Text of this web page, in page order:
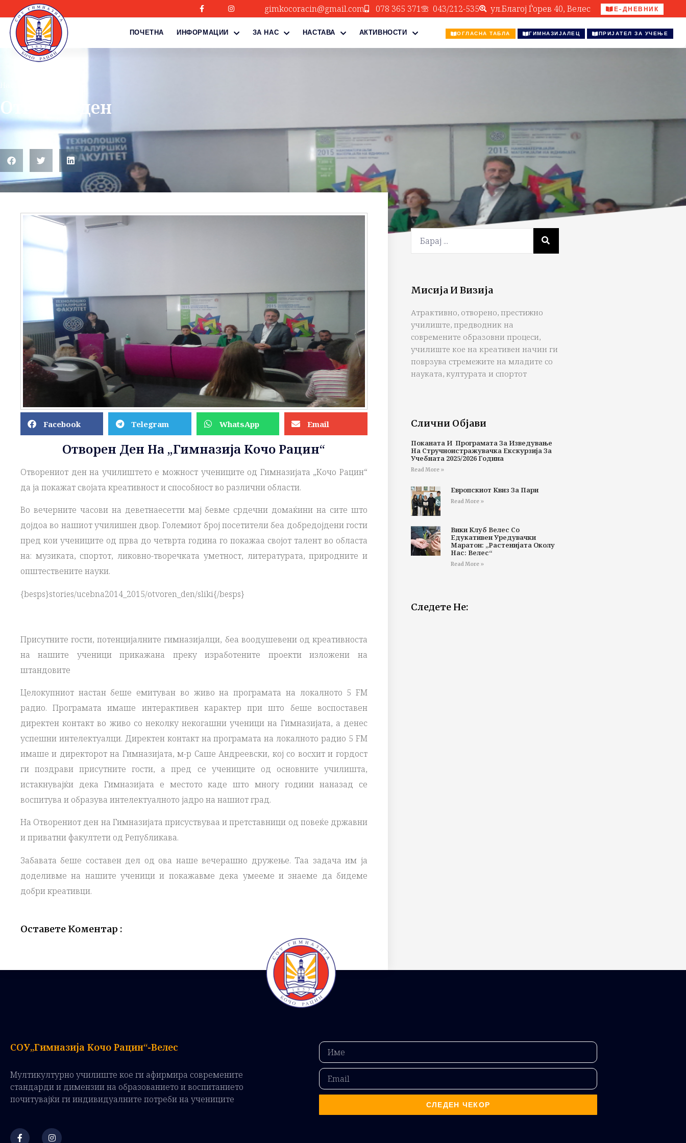
gimkocoracin@gmail.com 078 365 371 043/212-535 ул.Благој Ѓорев 40, Велес Е-ДНЕВНИК
ПОЧЕТНА ИНФОРМАЦИИ ЗА НАС НАСТАВА АКТИВНОСТИ ОГЛАСНА ТАБЛА ГИМНАЗИЈАЛЕЦ ПРИЈАТЕЛ ЗА УЧЕЊЕ
Отворен ден
Facebook Telegram WhatsApp Email
Отворен Ден На „Гимназија Кочо Рацин“
Отворениот ден на училиштето е можност учениците од Гимназијата „Кочо Рацин“
да ја покажат својата креативност и способност во различни области.
Во вечерните часови на деветнаесетти мај бевме срдечни домаќини на сите што
дојдоа во нашиот училишен двор. Големиот број посетители беа добредојдени гости
пред кои учениците од прва до четврта година го покажаа својот талент во областа
на: музиката, спортот, ликовно-творечката уметност, литературата, природните и
општествените науки.
{besps}stories/ucebna2014_2015/otvoren_den/sliki{/besps}
Присутните гости, потенцијалните гимназијалци, беа воодушевени од креативноста
на нашите ученици прикажана преку изработените проекти изложени на
штандовите
Целокупниот настан беше емитуван во живо на програмата на локалното 5 FM
радио. Програмата имаше интерактивен карактер при што беше воспоставен
директен контакт во живо со неколку некогашни ученици на Гимназијата, а денес
успешни интелектуалци. Директен контакт на програмата на локалното радио 5 FM
имаше и директорот на Гимназијата, м-р Саше Андреевски, кој со восхит и гордост
ги поздрави присутните гости, а пред се учениците од основните училишта,
истакнувајќи дека Гимназијата е местото каде што многу години наназад се
воспитува и образува интелектуалното јадро на нашиот град.
На Отворениот ден на Гимназијата присуствуваа и претставници од повеќе државни
и приватни факултети од Републикава.
Забавата беше составен дел од ова наше вечерашно дружење. Таа задача им ја
доделивме на нашите ученици и покажавме дека умееме и знаеме да бидеме
добри креативци.
Оставете Коментар :
Мисија И Визија
Атрактивно, отворено, престижно
училиште, предводник на
современите образовни процеси,
училиште кое на креативен начин ги
поврзува стремежите на младите со
науката, културата и спортот
Слични Објави
Поканата И Програмата За Изведување
На Стручноистражувачка Екскурзија За
Учебната 2025/2026 Година
Read More »
Европскиот Квиз За Пари
Read More »
Вики Клуб Велес Со
Едукативен Уредувачки
Маратон: „Растенијата Околу
Нас: Велес“
Read More »
Следете Не:
СОУ„Гимназија Кочо Рацин“-Велес
Мултикултурно училиште кое ги афирмира современите
стандарди и димензии на образованието и воспитанието
почитувајќи ги индивидуалните потреби на учениците
СЛЕДЕН ЧЕКОР